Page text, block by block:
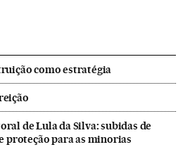
como estratégia
de Lula da Silva: subidas de
proteção para as minorias